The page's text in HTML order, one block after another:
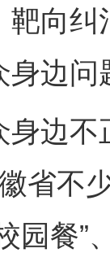
向
身边
边不
省不
园餐”